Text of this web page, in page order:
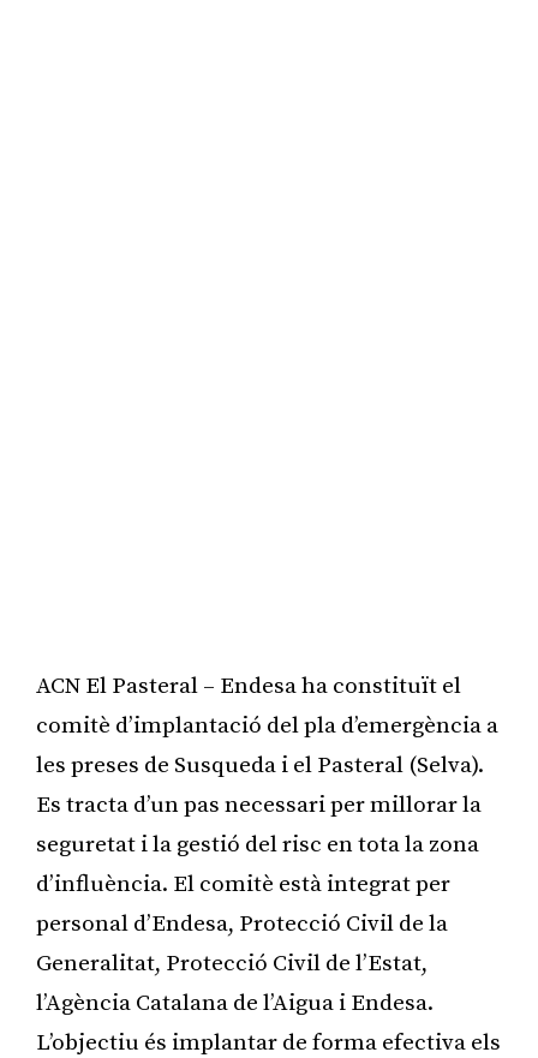
ACN El Pasteral – Endesa ha constituït el
comitè d’implantació del pla d’emergència a
les preses de Susqueda i el Pasteral (Selva).
Es tracta d’un pas necessari per millorar la
seguretat i la gestió del risc en tota la zona
d’influència. El comitè està integrat per
personal d’Endesa, Protecció Civil de la
Generalitat, Protecció Civil de l’Estat,
l’Agència Catalana de l’Aigua i Endesa.
L’objectiu és implantar de forma efectiva els